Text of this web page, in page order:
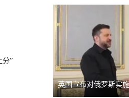
U17国足三连胜晋级半决赛
分”
英国宣布对俄罗斯实